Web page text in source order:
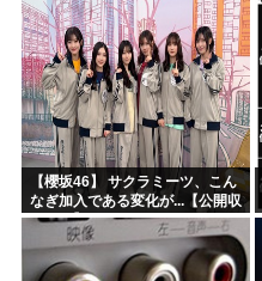
【櫻坂46】 サクラミーツ、こん
なぎ加入である変化が...【公開収
録レポ】